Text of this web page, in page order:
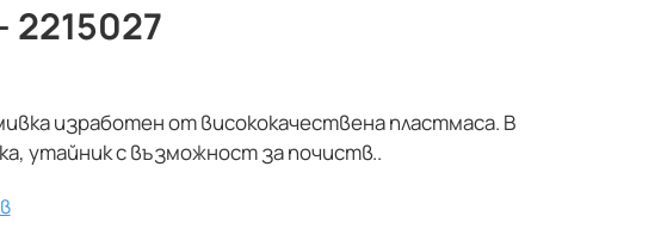
2215027
изработен от висококачествена пластмаса. В
утайник с възможност за почиств..